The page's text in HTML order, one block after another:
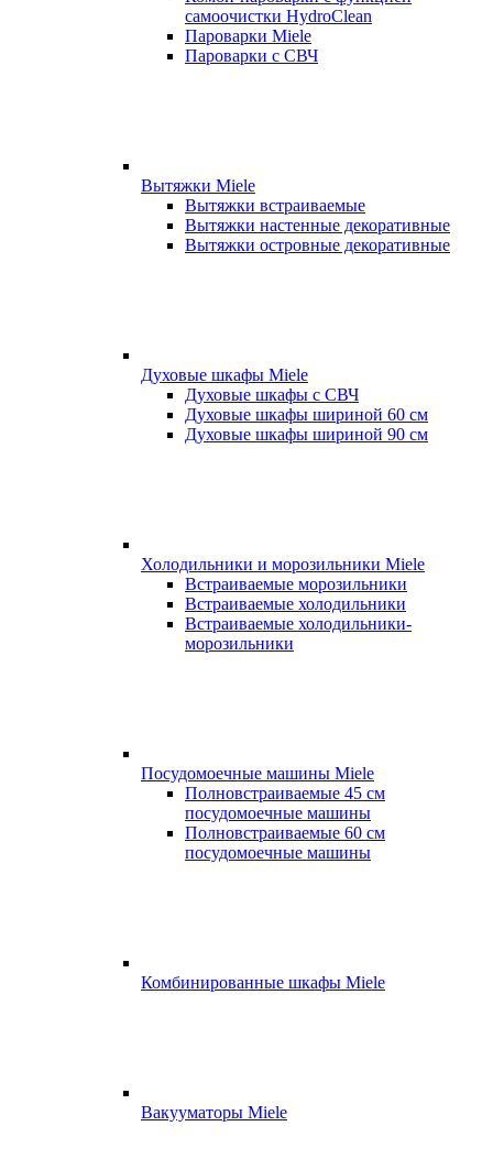
самоочистки HydroClean
Пароварки Miele
Пароварки с СВЧ
Вытяжки Miele
Вытяжки встраиваемые
Вытяжки настенные декоративные
Вытяжки островные декоративные
Духовые шкафы Miele
Духовые шкафы с СВЧ
Духовые шкафы шириной 60 см
Духовые шкафы шириной 90 см
Холодильники и морозильники Miele
Встраиваемые морозильники
Встраиваемые холодильники
Встраиваемые холодильники-
морозильники
Посудомоечные машины Miele
Полновстраиваемые 45 см
посудомоечные машины
Полновстраиваемые 60 см
посудомоечные машины
Комбинированные шкафы Miele
Вакууматоры Miele